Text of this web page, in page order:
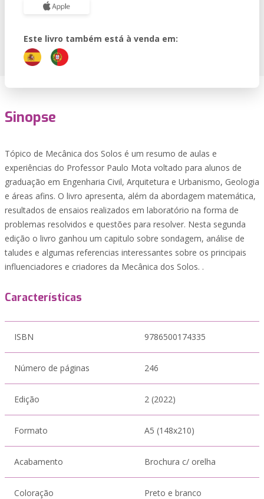
Este livro também está à venda em:
Sinopse
Tópico de Mecânica dos Solos é um resumo de aulas e
experiências do Professor Paulo Mota voltado para alunos de
graduação em Engenharia Civil, Arquitetura e Urbanismo, Geologia
e áreas afins. O livro apresenta, além da abordagem matemática,
resultados de ensaios realizados em laboratório na forma de
problemas resolvidos e questões para resolver. Nesta segunda
edição o livro ganhou um capitulo sobre sondagem, análise de
taludes e algumas referencias interessantes sobre os principais
influenciadores e criadores da Mecânica dos Solos. .
Características
ISBN 9786500174335
Número de páginas 246
Edição 2 (2022)
Formato A5 (148x210)
Acabamento Brochura c/ orelha
Coloração Preto e branco